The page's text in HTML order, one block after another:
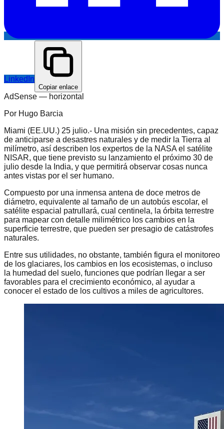
LinkedIn
Copiar enlace
AdSense — horizontal
Por Hugo Barcia
Miami (EE.UU.) 25 julio.- Una misión sin precedentes, capaz
de anticiparse a desastres naturales y de medir la Tierra al
milímetro, así describen los expertos de la NASA el satélite
NISAR, que tiene previsto su lanzamiento el próximo 30 de
julio desde la India, y que permitirá observar cosas nunca
antes vistas por el ser humano.
Compuesto por una inmensa antena de doce metros de
diámetro, equivalente al tamaño de un autobús escolar, el
satélite espacial patrullará, cual centinela, la órbita terrestre
para mapear con detalle milimétrico los cambios en la
superficie terrestre, que pueden ser presagio de catástrofes
naturales.
Entre sus utilidades, no obstante, también figura el monitoreo
de los glaciares, los cambios en los ecosistemas, o incluso
la humedad del suelo, funciones que podrían llegar a ser
favorables para el crecimiento económico, al ayudar a
conocer el estado de los cultivos a miles de agricultores.